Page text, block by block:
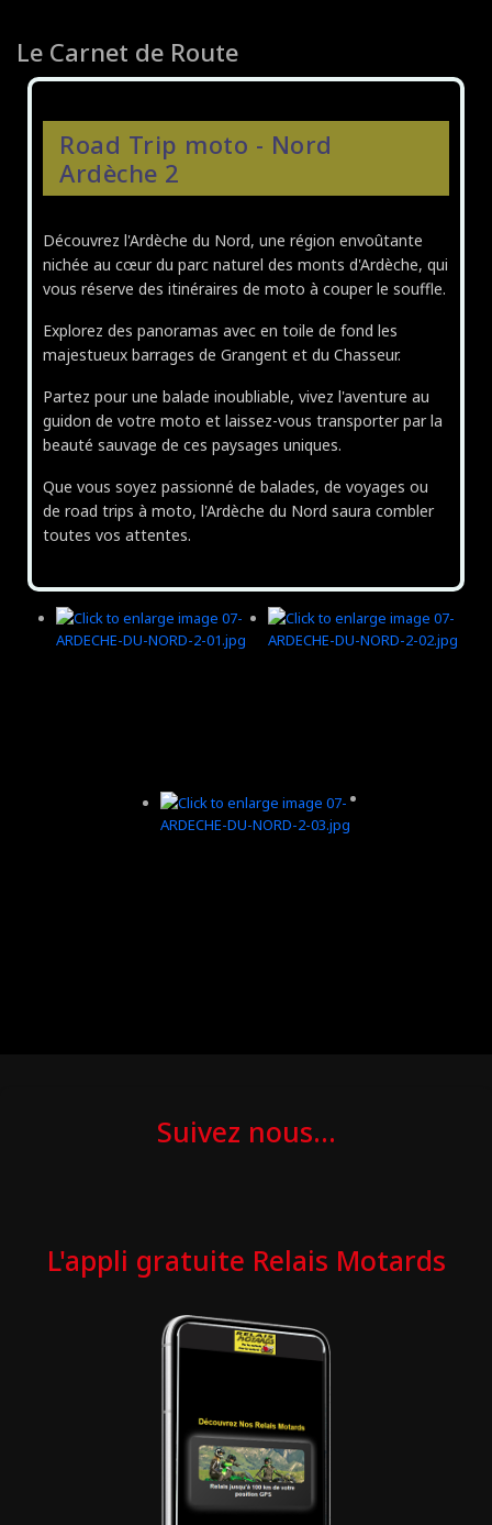
Le Carnet de Route
Road Trip moto - Nord
Ardèche 2
Découvrez l'Ardèche du Nord, une région envoûtante
nichée au cœur du parc naturel des monts d'Ardèche, qui
vous réserve des itinéraires de moto à couper le souffle.
Explorez des panoramas avec en toile de fond les
majestueux barrages de Grangent et du Chasseur.
Partez pour une balade inoubliable, vivez l'aventure au
guidon de votre moto et laissez-vous transporter par la
beauté sauvage de ces paysages uniques.
Que vous soyez passionné de balades, de voyages ou
de road trips à moto, l'Ardèche du Nord saura combler
toutes vos attentes.
Suivez nous...
L'appli gratuite Relais Motards